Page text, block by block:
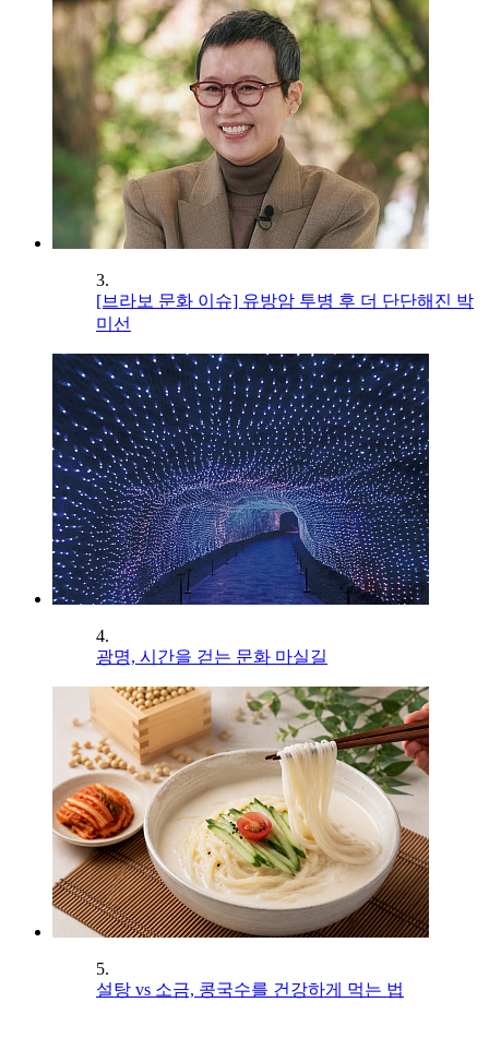
3.
[브라보 문화 이슈] 유방암 투병 후 더 단단해진 박
미선
4.
광명, 시간을 걷는 문화 마실길
5.
설탕 vs 소금, 콩국수를 건강하게 먹는 법